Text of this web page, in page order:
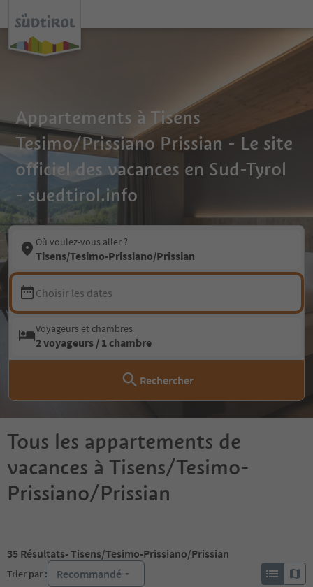
Appartements à Tisens
Tesimo/Prissiano Prissian - Le site
officiel des vacances en Sud-Tyrol
- suedtirol.info
Où voulez-vous aller ?
Tisens/Tesimo-Prissiano/Prissian
Choisir les dates
Voyageurs et chambres
2 voyageurs / 1 chambre
Rechercher
Tous les appartements de
vacances à Tisens/Tesimo-
Prissiano/Prissian
35 Résultats- Tisens/Tesimo-Prissiano/Prissian
Trier par : Recommandé